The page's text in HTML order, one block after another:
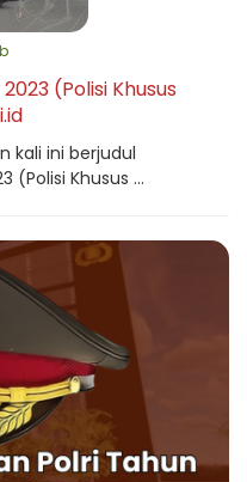
(Polisi Khusus
kali ini berjudul
(Polisi Khusus ...